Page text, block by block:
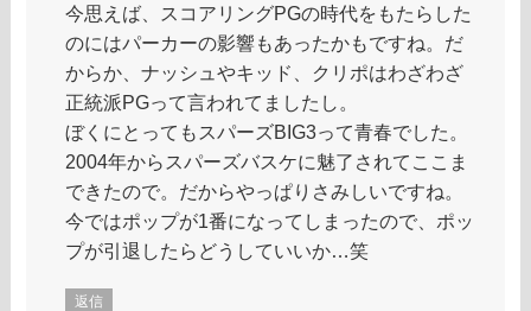
今思えば、スコアリングPGの時代をもたらした
のにはパーカーの影響もあったかもですね。だ
からか、ナッシュやキッド、クリポはわざわざ
正統派PGって言われてましたし。
ぼくにとってもスパーズBIG3って青春でした。
2004年からスパーズバスケに魅了されてここま
できたので。だからやっぱりさみしいですね。
今ではポップが1番になってしまったので、ポッ
プが引退したらどうしていいか…笑
返信